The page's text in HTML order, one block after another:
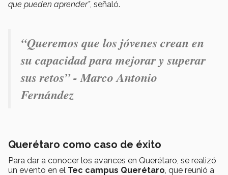
que pueden aprender”, señaló.
“Queremos que los jóvenes crean en
su capacidad para mejorar y superar
sus retos” - Marco Antonio
Fernández
Querétaro como caso de éxito
Para dar a conocer los avances en Querétaro, se realizó
un evento en el Tec campus Querétaro, que reunió a